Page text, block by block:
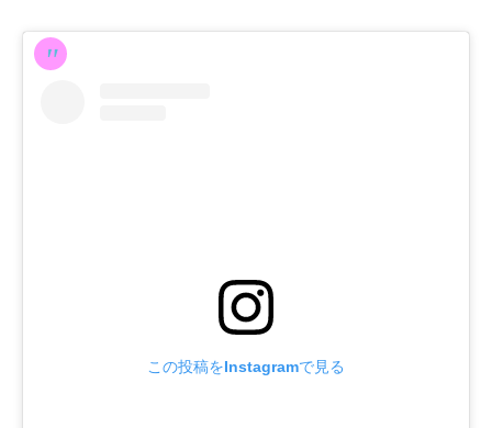
この投稿をInstagramで見る